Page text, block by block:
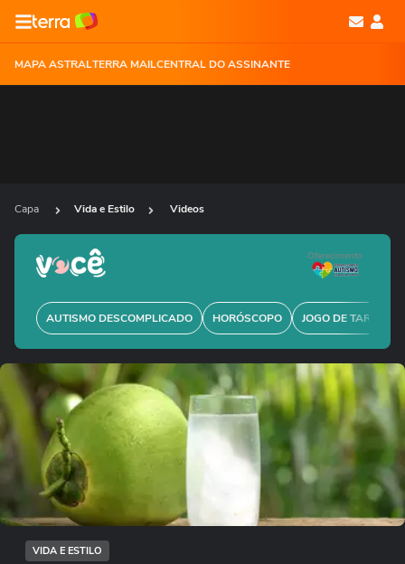
MAPA ASTRALTERRA MAILCENTRAL DO ASSINANTE
Capa Vida e Estilo Videos
AUTISMO DESCOMPLICADO HORÓSCOPO JOGO DE TARÔ
Oferecimento
Ops!
Não foi possível reproduzir o vídeo
VIDA E ESTILO